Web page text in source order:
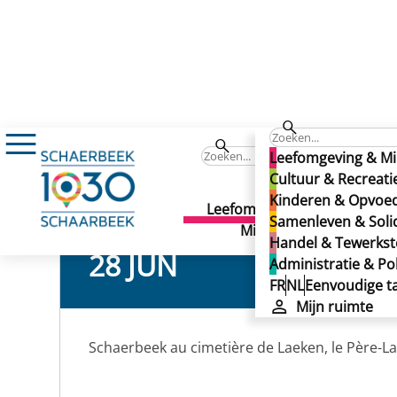
Leefomgeving &
Cultuur &
Kinderen &
Samenleven &
Handel &
Administratie &
FRNLEenvoudige
Mijn ruimte
Leefomgeving &
Milieu
ESTIVALES: Schaerbeek au
ESTIVALES: Schaerbeek
ESTIVALES: Schaerbeek
28 JUN
Schaerbeek au cimetière de Laeken, le Père-